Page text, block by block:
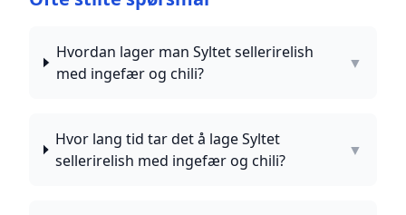
Hvordan lager man Syltet sellerirelish
med ingefær og chili?
▼
Hvor lang tid tar det å lage Syltet
sellerirelish med ingefær og chili?
▼